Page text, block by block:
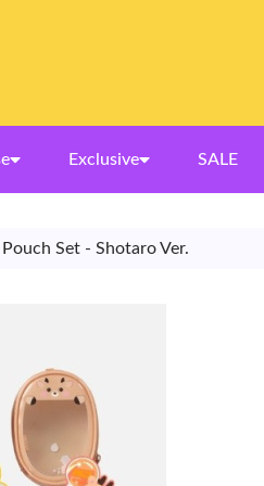
Exclusive SALE
Set - Shotaro Ver.